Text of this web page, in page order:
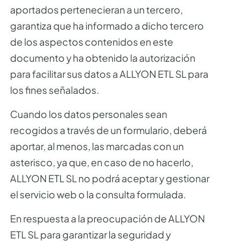
aportados pertenecieran a un tercero,
garantiza que ha informado a dicho tercero
de los aspectos contenidos en este
documento y ha obtenido la autorización
para facilitar sus datos a ALLYON ETL SL para
los fines señalados.
Cuando los datos personales sean
recogidos a través de un formulario, deberá
aportar, al menos, las marcadas con un
asterisco, ya que, en caso de no hacerlo,
ALLYON ETL SL no podrá aceptar y gestionar
el servicio web o la consulta formulada.
En respuesta a la preocupación de ALLYON
ETL SL para garantizar la seguridad y